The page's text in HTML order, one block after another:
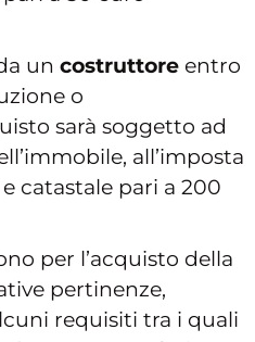
un costruttore entro
o
sarà soggetto ad
all’imposta
catastale pari a 200
per l’acquisto della
pertinenze,
requisiti tra i quali